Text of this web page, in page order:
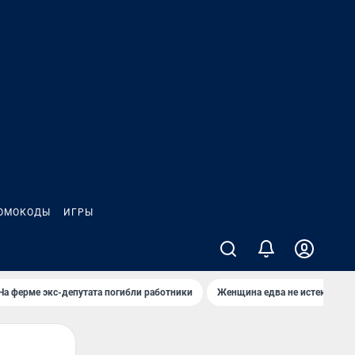
ИГРЫ
ферме экс-депутата погибли работники Женщина едва не истекла